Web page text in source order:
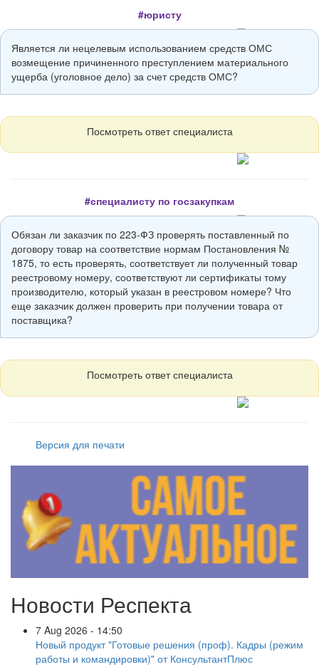
#юристу
Является ли нецелевым использованием средств ОМС
возмещение причиненного преступлением материального
ущерба (уголовное дело) за счет средств ОМС?
Посмотреть ответ специалиста
#специалисту по госзакупкам
Обязан ли заказчик по 223-ФЗ проверять поставленный по
договору товар на соответствие нормам Постановления №
1875, то есть проверять, соответствует ли полученный товар
реестровому номеру, соответствуют ли сертификаты тому
производителю, который указан в реестровом номере? Что
еще заказчик должен проверить при получении товара от
поставщика?
Посмотреть ответ специалиста
Версия для печати
Новости Респекта
7 Aug 2026 - 14:50
Новый продукт "Готовые решения (проф). Кадры (режим
работы и командировки)" от КонсультантПлюс